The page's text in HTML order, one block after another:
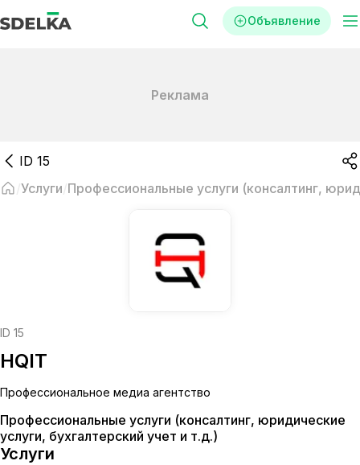
Объявление
Реклама
ID 15
Услуги Профессиональные услуги (консалтинг,
HQIT
Профессиональное медиа агентство
Профессиональные услуги (консалтинг, юридические
услуги, бухгалтерский учет и т.д.)
ID 15
Услуги